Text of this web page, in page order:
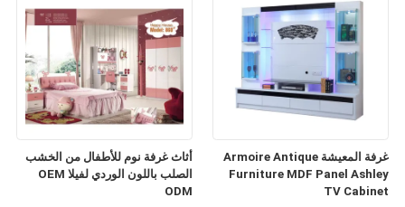
أثاث غرفة نوم للأطفال من الخشب
الصلب باللون الوردي لفيلا OEM
ODM
غرفة المعيشة Armoire Antique
Furniture MDF Panel Ashley
TV Cabinet